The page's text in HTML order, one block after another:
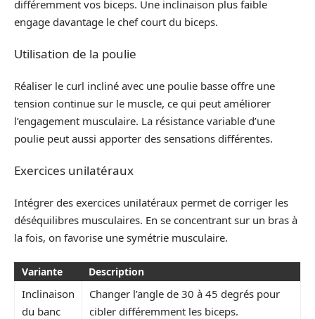
différemment vos biceps. Une inclinaison plus faible
engage davantage le chef court du biceps.
Utilisation de la poulie
Réaliser le curl incliné avec une poulie basse offre une
tension continue sur le muscle, ce qui peut améliorer
l’engagement musculaire. La résistance variable d’une
poulie peut aussi apporter des sensations différentes.
Exercices unilatéraux
Intégrer des exercices unilatéraux permet de corriger les
déséquilibres musculaires. En se concentrant sur un bras à
la fois, on favorise une symétrie musculaire.
Variante Description
Inclinaison
du banc
Changer l’angle de 30 à 45 degrés pour
cibler différemment les biceps.